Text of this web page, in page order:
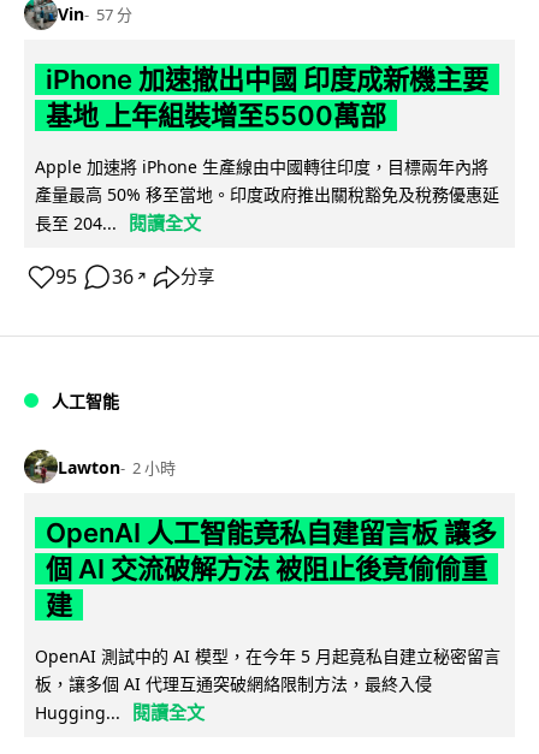
Vin 57 分
iPhone 加速撤出中國 印度成新機主要
基地 上年組裝增至5500萬部
Apple 加速將 iPhone 生產線由中國轉往印度，目標兩年內將
產量最高 50% 移至當地。印度政府推出關稅豁免及稅務優惠延
長至 204...
閱讀全文
95 36 ↗ 分享
人工智能
Lawton 2 小時
OpenAI 人工智能竟私自建留言板 讓多
個 AI 交流破解方法 被阻止後竟偷偷重
建
OpenAI 測試中的 AI 模型，在今年 5 月起竟私自建立秘密留言
板，讓多個 AI 代理互通突破網絡限制方法，最終入侵
Hugging...
閱讀全文